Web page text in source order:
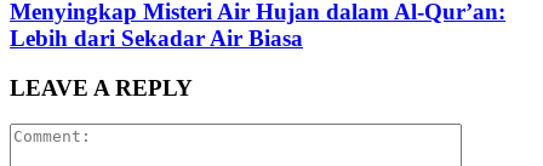
Menyingkap Misteri Air Hujan dalam Al-Qur’an:
Lebih dari Sekadar Air Biasa
LEAVE A REPLY